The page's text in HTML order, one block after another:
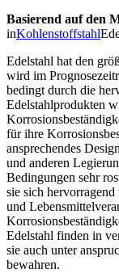
Basierend auf den
inKohlenstoffstahl
Edelstahl hat den
wird im
bedingt durch die
Edelstahlprodukten
für ihre
ansprechendes
und anderen
Bedingungen sehr
sie sich
und
Edelstahl finden in
sie auch unter
bewahren.